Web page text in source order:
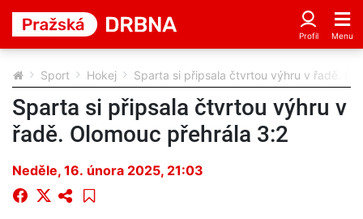
Sport Hokej Sparta si připsala čtvrtou výhru v řadě.
Sparta si připsala čtvrtou výhru v
řadě. Olomouc přehrála 3:2
Neděle, 16. února 2025, 21:03